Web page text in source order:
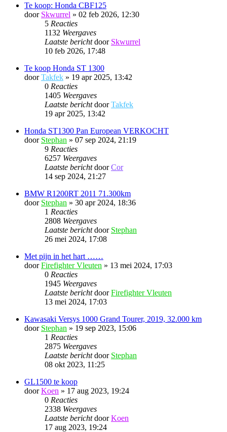
Te koop: Honda CBF125
door Skwurrel » 02 feb 2026, 12:30
5 Reacties
1132 Weergaves
Laatste berichtdoor Skwurrel
10 feb 2026, 17:48
Te koop Honda ST 1300
doorTakfek » 19 apr 2025, 13:42
0 Reacties
1405 Weergaves
Laatste berichtdoorTakfek
19 apr 2025, 13:42
Honda ST1300 Pan European VERKOCHT
door Stephan » 07 sep 2024, 21:19
9 Reacties
6257 Weergaves
Laatste berichtdoorCor
14 sep 2024, 21:27
BMW R1200RT 2011 71.300km
door Stephan » 30 apr 2024, 18:36
1 Reacties
2808 Weergaves
Laatste berichtdoor Stephan
26 mei 2024, 17:08
Met pijn in het hart ……
doorFirefighter Vleuten » 13 mei 2024, 17:03
0 Reacties
1945 Weergaves
Laatste berichtdoorFirefighter Vleuten
13 mei 2024, 17:03
Kawasaki Versys 1000 Grand Tourer, 2019, 32.000 km
door Stephan » 19 sep 2023, 15:06
1 Reacties
2875 Weergaves
Laatste berichtdoor Stephan
08 okt 2023, 11:25
GL1500 te koop
doorKoen » 17 aug 2023, 19:24
0 Reacties
2338 Weergaves
Laatste berichtdoorKoen
17 aug 2023, 19:24